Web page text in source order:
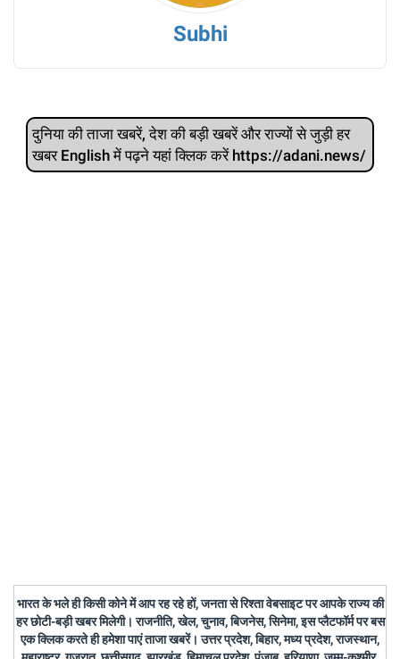
Subhi
दुनिया की ताजा खबरें, देश की बड़ी खबरें और राज्‍यों से जुड़ी हर
खबर English में पढ़ने यहां क्लिक करें https://adani.news/
भारत के भले ही किसी कोने में आप रह रहे हों, जनता से रिश्ता वेबसाइट पर आपके राज्य की
हर छोटी-बड़ी खबर मिलेगी। राजनीति, खेल, चुनाव, बिजनेस, सिनेमा, इस प्लैटफॉर्म पर बस
एक क्लिक करते ही हमेशा पाएं ताजा खबरें। उत्तर प्रदेश, बिहार, मध्य प्रदेश, राजस्थान,